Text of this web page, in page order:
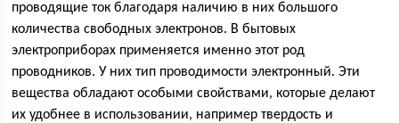
проводящие ток благодаря наличию в них большого
количества свободных электронов. В бытовых
электроприборах применяется именно этот род
проводников. У них тип проводимости электронный. Эти
вещества обладают особыми свойствами, которые делают
их удобнее в использовании, например твердость и